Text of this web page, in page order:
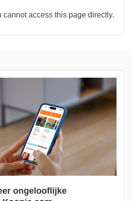
cannot access this page directly.
ongelooflijke